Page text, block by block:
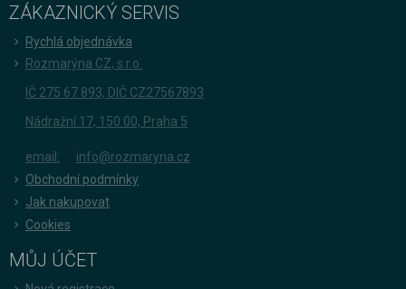
ZÁKAZNICKÝ SERVIS
Rychlá objednávka
Rozmarýna CZ, s.r.o.
IČ 275 67 893, DIČ CZ27567893
Nádražní 17, 150 00, Praha 5
email:
info@rozmaryna.cz
Obchodní podmínky
Jak nakupovat
Cookies
MŮJ ÚČET